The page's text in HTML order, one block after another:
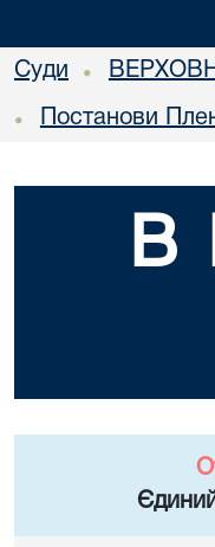
Суди •
• Постанови